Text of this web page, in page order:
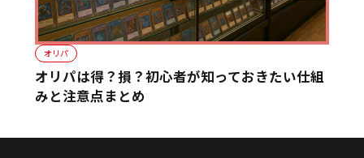
オリパ
オリパは得？損？初心者が知っておきたい仕組
みと注意点まとめ